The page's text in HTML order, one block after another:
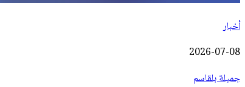
أخبار
2026-07-08
جميلة بلقاسم